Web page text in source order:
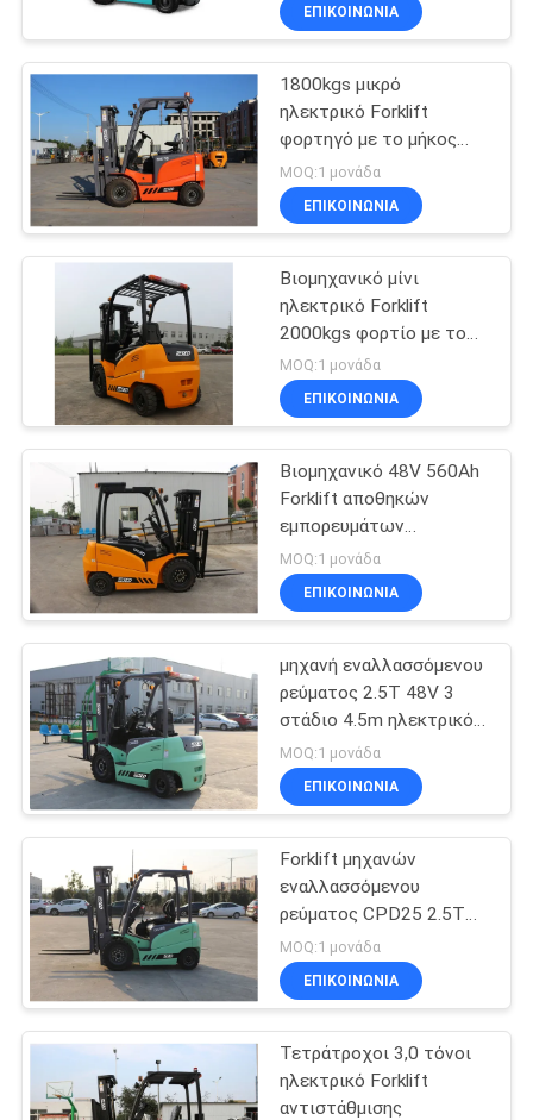
ΈΛΕΓΧΟΣ
SITEMAP
PRIVACY
POLICY
ηλεκτρικό forklift
φορτηγό
Στοιβαχτής
προσιτότητας
εμπορευματοκιβωτίων
Κενός χειριστής
εμπορευματοκιβωτίων
39
Forklift LPG
βενζίνης
ΕΠΙΚΟΙΝΩΝΙΑ
1800kgs μικρό
ηλεκτρικό Forklift
φορτηγό με το μήκος
1070mm δικράνων
MOQ:1 μονάδα
ΕΠΙΚΟΙΝΩΝΙΑ
Βιομηχανικό μίνι
ηλεκτρικό Forklift
2000kgs φορτίο με το
πνευματικό ελαστικό
αυτοκινήτου
MOQ:1 μονάδα
ΕΠΙΚΟΙΝΩΝΙΑ
Βιομηχανικό 48V 560Ah
Forklift αποθηκών
εμπορευμάτων
μπαταριών ηλεκτρικό
2,0 τόνος
MOQ:1 μονάδα
ΕΠΙΚΟΙΝΩΝΙΑ
μηχανή εναλλασσόμενου
ρεύματος 2.5T 48V 3
στάδιο 4.5m ηλεκτρικό
Forklift αποθηκών
εμπορευμάτων
MOQ:1 μονάδα
ΕΠΙΚΟΙΝΩΝΙΑ
Forklift μηχανών
εναλλασσόμενου
ρεύματος CPD25 2.5T
48V μίνι ηλεκτρικό
φορτηγό με τον ελεγκτή
του Curtis
MOQ:1 μονάδα
ΕΠΙΚΟΙΝΩΝΙΑ
Τετράτροχοι 3,0 τόνοι
ηλεκτρικό Forklift
αντιστάθμισης